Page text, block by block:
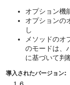
オプション機
オプションの
し
メソッドのオ
のモードは、
に基づいて判
導入されたバージョン: